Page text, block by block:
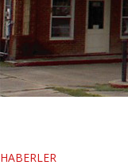
HABERLER